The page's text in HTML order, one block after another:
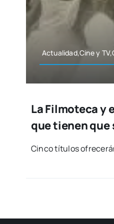
Actualidad,Cine y
La Filmoteca y
que tienen que
Cin­co títu­los